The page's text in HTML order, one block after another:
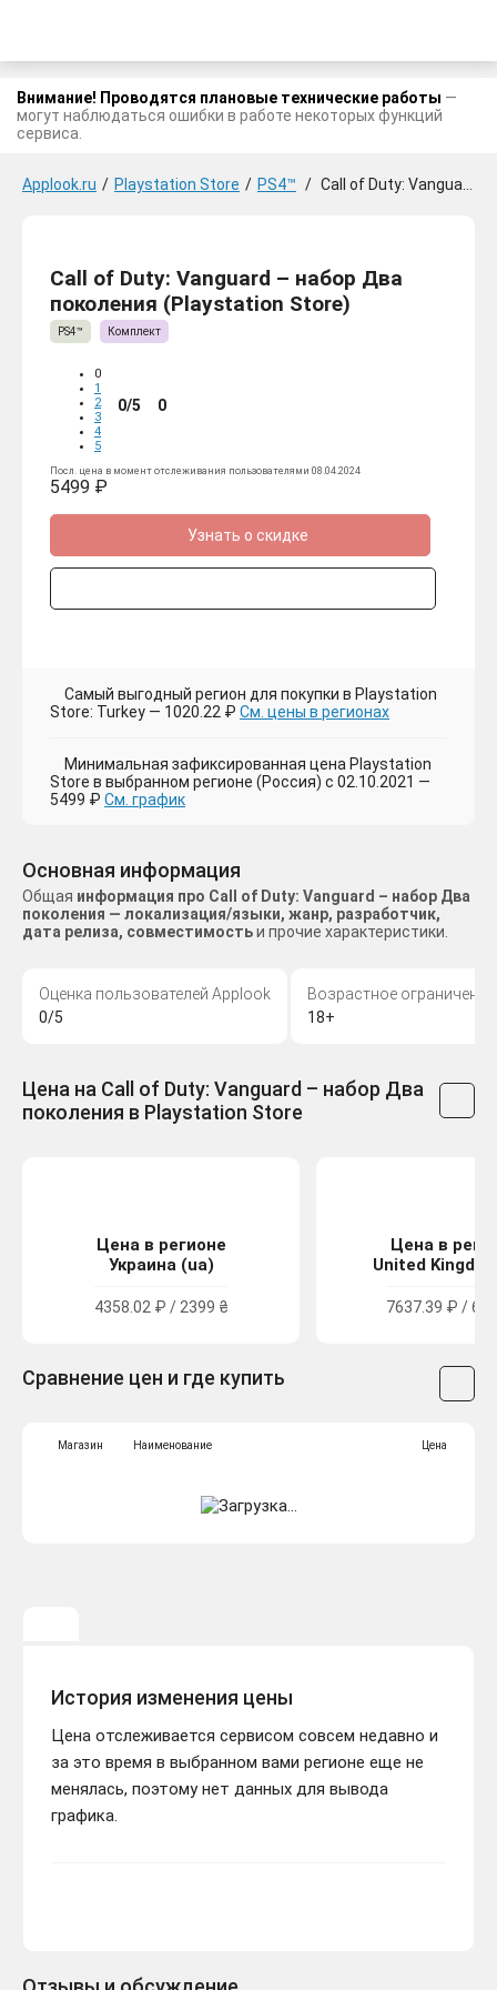
Внимание! Проводятся плановые технические работы —
могут наблюдаться ошибки в работе некоторых функций
сервиса.
Applook.ru / Playstation Store / PS4™ / Call of Duty: Vanguard - набор Два поколения
Call of Duty: Vanguard – набор Два
поколения (Playstation Store)
PS4™ Комплект
0
1
2
3
4
5
0/5 0
Посл. цена в момент отслеживания пользователями 08.04.2024
5499 ₽
Узнать о скидке
Самый выгодный регион для покупки в Playstation
Store: Turkey — 1020.22 ₽ См. цены в регионах
Минимальная зафиксированная цена Playstation
Store в выбранном регионе (Россия) с 02.10.2021 —
5499 ₽ См. график
Основная информация
Общая информация про Call of Duty: Vanguard – набор Два
поколения — локализация/языки, жанр, разработчик,
дата релиза, совместимостьи прочие характеристики.
Оценка пользователей Applook
0/5
Возрастное ограничение
18+
Цена на Call of Duty: Vanguard – набор Два
поколения в Playstation Store
Цена в регионе
Украина (ua)
4358.02 ₽ / 2399 ₴
Цена в
United
7637.39 ₽ /
Сравнение цен и где купить
Магазин Наименование Цена
История изменения цены
Цена отслеживается сервисом совсем недавно и
за это время в выбранном вами регионе еще не
менялась, поэтому нет данных для вывода
графика.